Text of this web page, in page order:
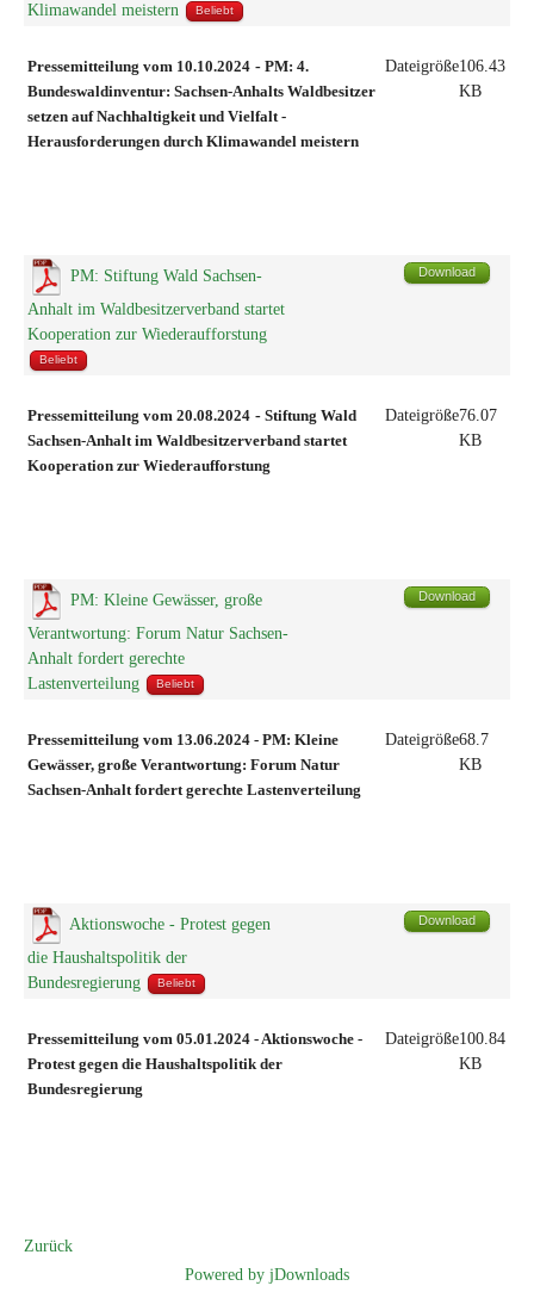
Klimawandel meistern
Beliebt
Pressemitteilung vom 10.10.2024 - PM: 4.
Bundeswaldinventur: Sachsen-Anhalts Waldbesitzer
setzen auf Nachhaltigkeit und Vielfalt -
Herausforderungen durch Klimawandel meistern
Dateigröße106.43
KB
PM: Stiftung Wald Sachsen-
Anhalt im Waldbesitzerverband startet
Kooperation zur Wiederaufforstung
Beliebt
Download
Pressemitteilung vom 20.08.2024 - Stiftung Wald
Sachsen-Anhalt im Waldbesitzerverband startet
Kooperation zur Wiederaufforstung
Dateigröße76.07
KB
PM: Kleine Gewässer, große
Verantwortung: Forum Natur Sachsen-
Anhalt fordert gerechte
Lastenverteilung
Beliebt
Download
Pressemitteilung vom 13.06.2024 - PM: Kleine
Gewässer, große Verantwortung: Forum Natur
Sachsen-Anhalt fordert gerechte Lastenverteilung
Dateigröße68.7
KB
Aktionswoche - Protest gegen
die Haushaltspolitik der
Bundesregierung
Beliebt
Download
Pressemitteilung vom 05.01.2024 - Aktionswoche -
Protest gegen die Haushaltspolitik der
Bundesregierung
Dateigröße100.84
KB
Zurück
Powered by jDownloads